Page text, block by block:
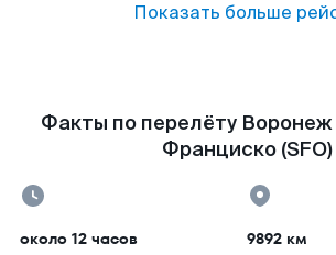
Показать больше
Факты по перелёту Воронеж
Франциско (SFO)
около 12 часов 9892 км